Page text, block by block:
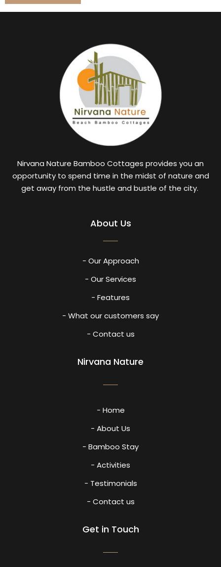
Nirvana Nature Bamboo Cottages provides you an
opportunity to spend time in the midst of nature and
get away from the hustle and bustle of the city.
About Us
- Our Approach
- Our Services
- Features
- What our customers say
- Contact us
Nirvana Nature
- Home
- About Us
- Bamboo Stay
- Activities
- Testimonials
- Contact us
Get in Touch